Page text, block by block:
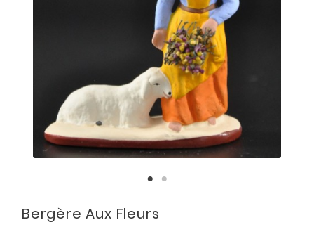
Bergère Aux Fleurs